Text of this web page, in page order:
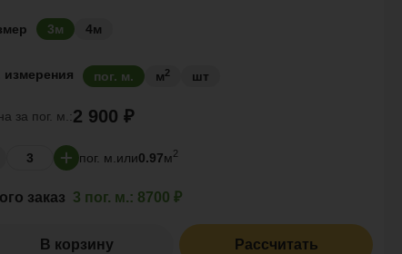
3м 4м
измерения пог. м. м2 шт
за пог. м.:2 900 ₽
пог. м. или0.97м2
заказ 3 пог. м.: 8700 ₽
В корзину Рассчитать